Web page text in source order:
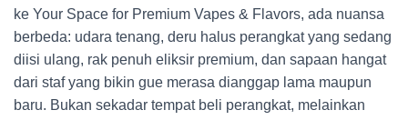
ke Your Space for Premium Vapes & Flavors, ada nuansa
berbeda: udara tenang, deru halus perangkat yang sedang
diisi ulang, rak penuh eliksir premium, dan sapaan hangat
dari staf yang bikin gue merasa dianggap lama maupun
baru. Bukan sekadar tempat beli perangkat, melainkan